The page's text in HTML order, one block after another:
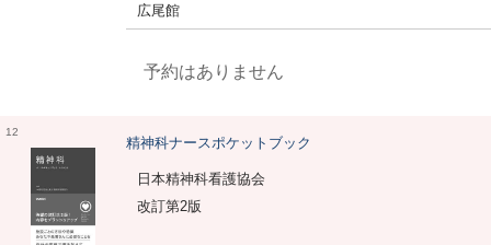
広尾館
予約はありません
12
精神科ナースポケットブック
日本精神科看護協会
改訂第2版